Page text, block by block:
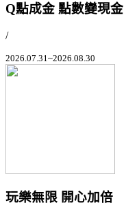
Q點成金 點數變現金
/
2026.07.31~2026.08.30
玩樂無限 開心加倍